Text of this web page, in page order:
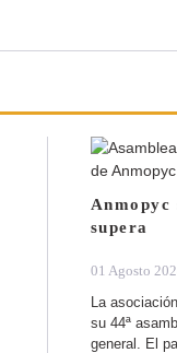
Anmopyc
supera
01 Agosto
La
su 44ª
general. El